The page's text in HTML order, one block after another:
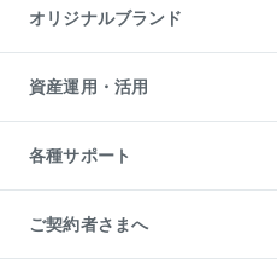
アパート経営
収益物件
ビル購入（ビル一棟）
投資用不動産の売却査定
事業用不動産の売却査定
マンションライブラリー
人気マンションランキング
暮らしに役立つ不動産メディア
不動産相場・不動産価格情報
不動産コラム・ニュース
不動産用語集
不動産なんでもネット相談室
住まいの税金
オリジナルブランド
一棟リノベーションマンション
L`GENTE（ルジェンテ）
区分リノベーションマンション
投資用一棟レジデンスWELL
不動産小口投資
LEGACIA（レガシア）
資産運用・活用
不動産M&A
アセットマネジメント・出資
各種サポート
相続サポート
リフォームサポート
ご契約者さまへ